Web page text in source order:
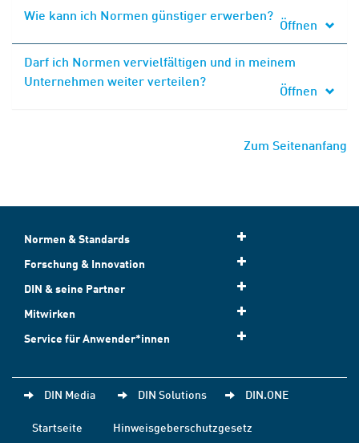
Wie kann ich Normen günstiger erwerben?
Öffnen
Darf ich Normen vervielfältigen und in meinem
Unternehmen weiter verteilen?
Öffnen
Zum Seitenanfang
Normen & Standards
Forschung & Innovation
DIN & seine Partner
Mitwirken
Service für Anwender*innen
DIN Media DIN Solutions DIN.ONE
Startseite
Hinweisgeberschutzgesetz